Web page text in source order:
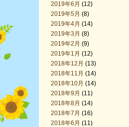
2019年6月 (12)
2019年5月 (8)
2019年4月 (14)
2019年3月 (8)
2019年2月 (9)
2019年1月 (12)
2018年12月 (13)
2018年11月 (14)
2018年10月 (14)
2018年9月 (11)
2018年8月 (14)
2018年7月 (16)
2018年6月 (11)